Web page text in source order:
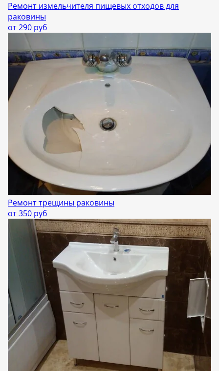
Ремонт измельчителя пищевых отходов для
раковины
от 290 руб
Ремонт трещины раковины
от 350 руб